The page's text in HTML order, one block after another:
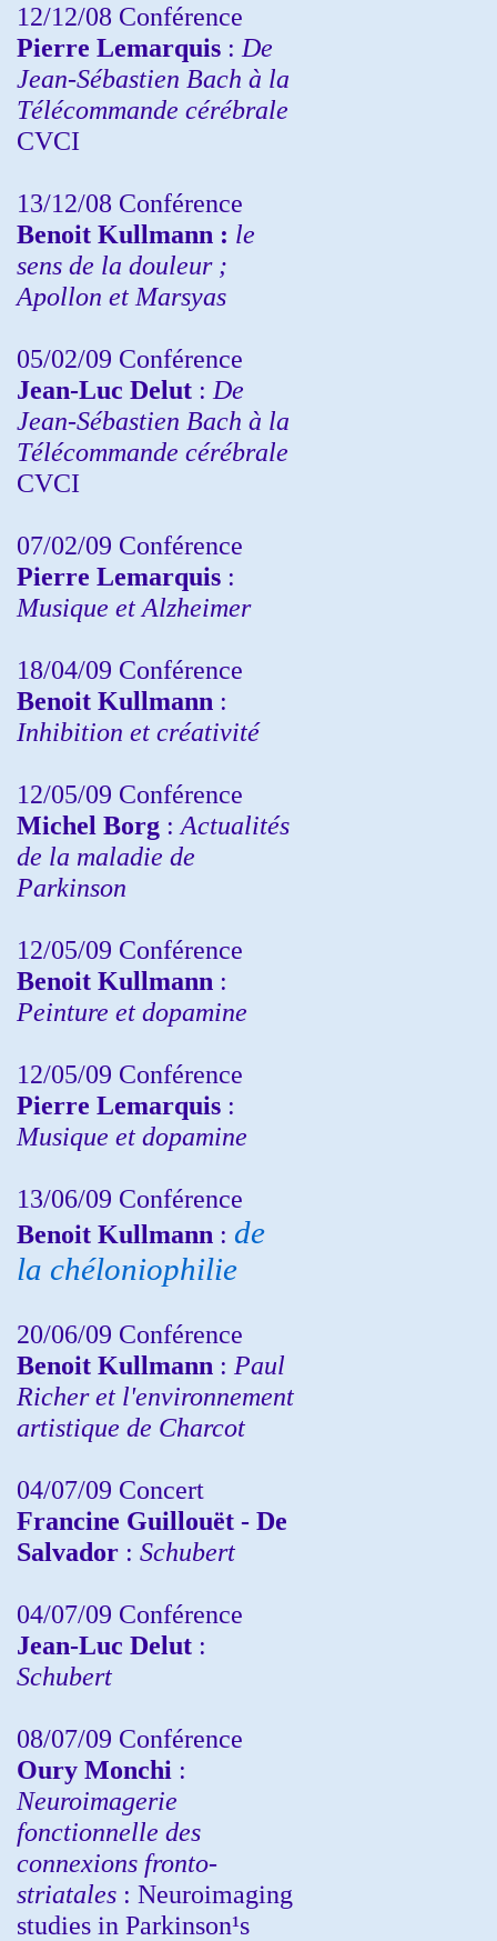
12/12/08 Conférence
Pierre Lemarquis : De
Jean-Sébastien Bach à la
Télécommande cérébrale
CVCI
13/12/08 Conférence
Benoit Kullmann : le
sens de la douleur ;
Apollon et Marsyas
05/02/09 Conférence
Jean-Luc Delut : De
Jean-Sébastien Bach à la
Télécommande cérébrale
CVCI
07/02/09 Conférence
Pierre Lemarquis :
Musique et Alzheimer
18/04/09 Conférence
Benoit Kullmann :
Inhibition et créativité
12/05/09 Conférence
Michel Borg : Actualités
de la maladie de
Parkinson
12/05/09 Conférence
Benoit Kullmann :
Peinture et dopamine
12/05/09 Conférence
Pierre Lemarquis :
Musique et dopamine
13/06/09 Conférence
Benoit Kullmann : de
la chéloniophilie
20/06/09 Conférence
Benoit Kullmann : Paul
Richer et l'environnement
artistique de Charcot
04/07/09 Concert
Francine Guillouët - De
Salvador : Schubert
04/07/09 Conférence
Jean-Luc Delut :
Schubert
08/07/09 Conférence
Oury Monchi :
Neuroimagerie
fonctionnelle des
connexions fronto-
striatales : Neuroimaging
studies in Parkinson¹s